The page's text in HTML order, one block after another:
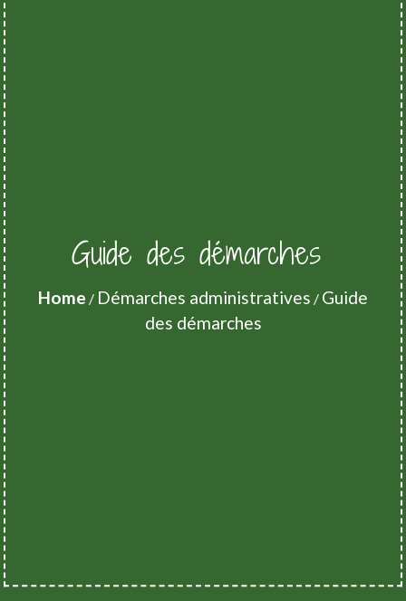
Guide des démarches
Home / Démarches administratives / Guide
des démarches